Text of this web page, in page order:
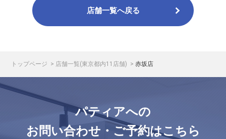
店舗一覧へ戻る
トップページ 店舗一覧(東京都内11店舗) 赤坂店
パティアへの
お問い合わせ・ご予約はこちら